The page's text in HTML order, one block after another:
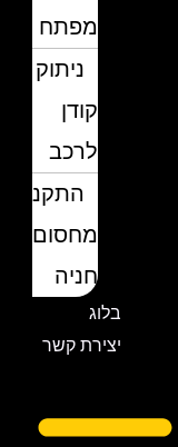
מפתח
ניתוק
לרכב
התקנת
מחסום
חניה
יצירת קשר